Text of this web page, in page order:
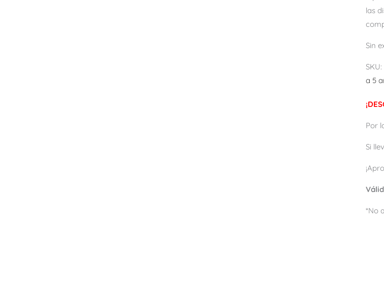
las
Sin
SKU:
a 5
Por
Si
*No